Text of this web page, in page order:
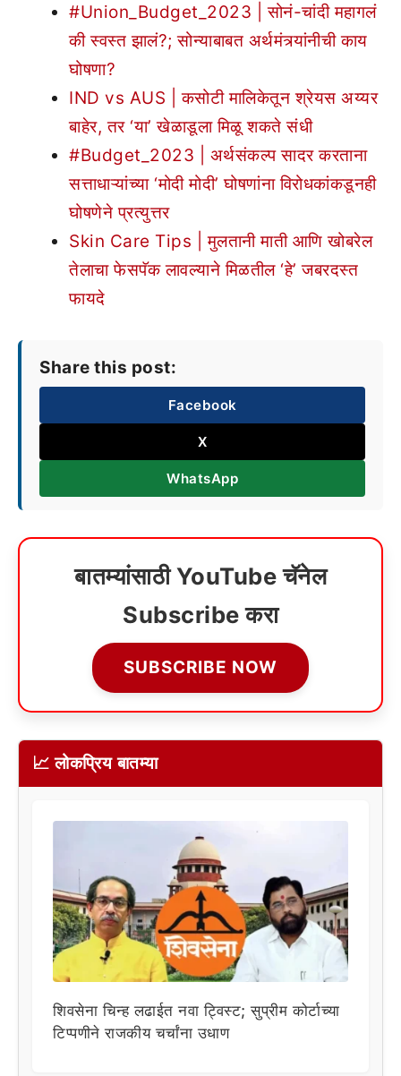
#Union_Budget_2023 | सोनं-चांदी महागलं
की स्वस्त झालं?; सोन्याबाबत अर्थमंत्र्यांनीची काय
घोषणा?
IND vs AUS | कसोटी मालिकेतून श्रेयस अय्यर
बाहेर, तर ‘या’ खेळाडूला मिळू शकते संधी
#Budget_2023 | अर्थसंकल्प सादर करताना
सत्ताधाऱ्यांच्या ‘मोदी मोदी’ घोषणांना विरोधकांकडूनही
घोषणेने प्रत्युत्तर
Skin Care Tips | मुलतानी माती आणि खोबरेल
तेलाचा फेसपॅक लावल्याने मिळतील ‘हे’ जबरदस्त
फायदे
Share this post:
Facebook
X
WhatsApp
बातम्यांसाठी YouTube चॅनेल
Subscribe करा
SUBSCRIBE NOW
📈 लोकप्रिय बातम्या
शिवसेना चिन्ह लढाईत नवा ट्विस्ट; सुप्रीम कोर्टाच्या
टिप्पणीने राजकीय चर्चांना उधाण